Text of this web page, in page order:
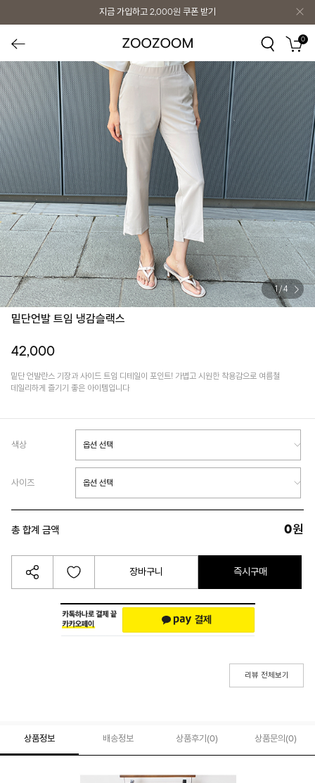
지금 가입하고 2,000원 쿠폰 받기
0
1 / 4
밑단언발 트임 냉감슬랙스
42,000
밑단 언발란스 기장과 사이드 트임 디테일이 포인트! 가볍고 시원한 착용감으로 여름철
데일리하게 즐기기 좋은 아이템입니다
색상
사이즈
총 합계 금액 0원
장바구니 즉시구매
리뷰 전체보기
상품정보 배송정보 상품후기(0) 상품문의 (0)